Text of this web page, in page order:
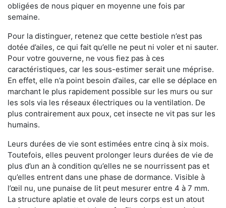
obligées de nous piquer en moyenne une fois par
semaine.
Pour la distinguer, retenez que cette bestiole n’est pas
dotée d’ailes, ce qui fait qu’elle ne peut ni voler et ni sauter.
Pour votre gouverne, ne vous fiez pas à ces
caractéristiques, car les sous-estimer serait une méprise.
En effet, elle n’a point besoin d’ailes, car elle se déplace en
marchant le plus rapidement possible sur les murs ou sur
les sols via les réseaux électriques ou la ventilation. De
plus contrairement aux poux, cet insecte ne vit pas sur les
humains.
Leurs durées de vie sont estimées entre cinq à six mois.
Toutefois, elles peuvent prolonger leurs durées de vie de
plus d’un an à condition qu’elles ne se nourrissent pas et
qu’elles entrent dans une phase de dormance. Visible à
l’œil nu, une punaise de lit peut mesurer entre 4 à 7 mm.
La structure aplatie et ovale de leurs corps est un atout